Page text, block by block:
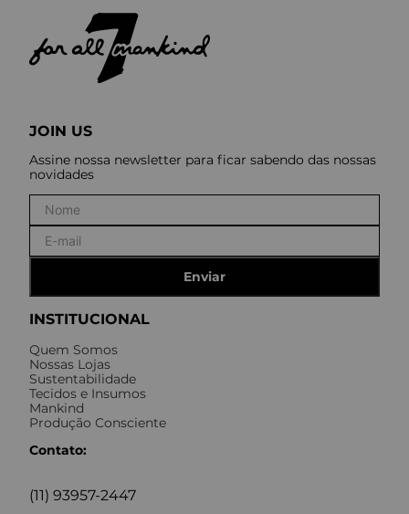
INSTITUCIONAL
Quem Somos
Nossas Lojas
Sustentabilidade
Tecidos e Insumos
Mankind
Produção Consciente
Contato:
(11) 93957-2447
JOIN US
Assine nossa newsletter para ficar sabendo das nossas
novidades
Enviar